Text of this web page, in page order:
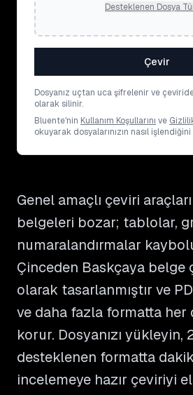
Desteklenen Dosya
Çevir
Dosyanız uçtan uca şifrelenir ve
olarak silinir.
Bluente'nin Kullanım Koşullarını ve
okuyarak dosyalarınızın nasıl
Genel amaçlı çeviri
belgeleri bozar; tablolar,
numaralandırmalar
Çinceden Baskçaya belge
olarak tasarlanmıştır ve
ve daha fazla formatta her
korur. Dosyanızı yükleyin,
desteklenen formatta
incelemeye hazır çeviriyi